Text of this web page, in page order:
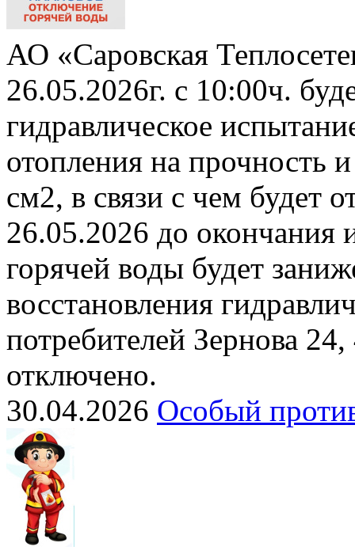
АО «Саровская
26.05.2026г. с 10:00ч.
гидравлическое
отопления на прочность
см2, в связи с чем будет
26.05.2026 до окончания
горячей воды будет
восстановления
потребителей Зернова
отключено.
30.04.2026 Особый